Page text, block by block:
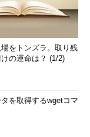
をトンズラ。取り残
の運命は？ (1/2)
を取得するwgetコマ